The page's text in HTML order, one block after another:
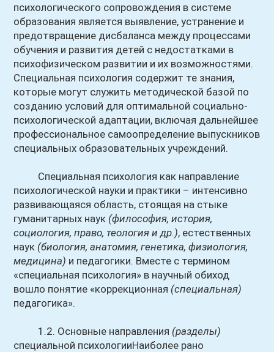
психологического сопровождения в системе
образования является выявление, устранение и
предотвращение дисбаланса между процессами
обучения и развития детей с недостатками в
психофизическом развитии и их возможностями.
Специальная психология содержит те знания,
которые могут служить методической базой по
созданию условий для оптимальной социально-
психологической адаптации, включая дальнейшее
профессиональное самоопределение выпускников
специальных образовательных учреждений.
Специальная психология как направление
психологической науки и практики – интенсивно
развивающаяся область, стоящая на стыке
гуманитарных наук (философия, история,
социология, право, теология и др.), естественных
наук (биология, анатомия, генетика, физиология,
медицина) и педагогики. Вместе с термином
«специальная психология» в научный обиход
вошло понятие «коррекционная (специальная)
педагогика».
1.2. Основные направления (разделы)
специальной психологииНаиболее рано